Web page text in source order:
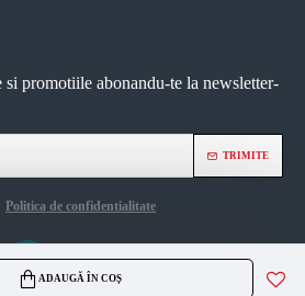
ADAUGĂ ÎN COȘ
promotiile abonandu-te la newsletter-
TRIMITE
Politica de confidentialitate